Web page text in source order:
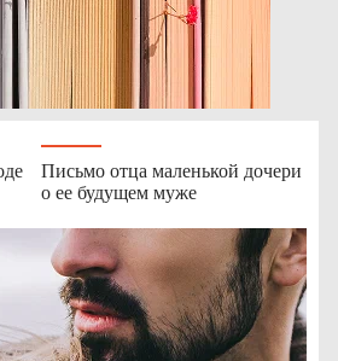
Письмо отца маленькой дочери
о ее будущем муже